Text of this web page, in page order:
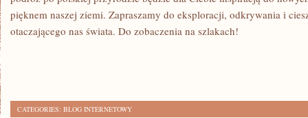
pięknem‍ naszej ziemi. ⁤Zapraszamy do eksploracji, odkrywania i
otaczającego ‍nas świata. Do zobaczenia ​na szlakach!
CATEGORIES: BLOG INTERNETOWY